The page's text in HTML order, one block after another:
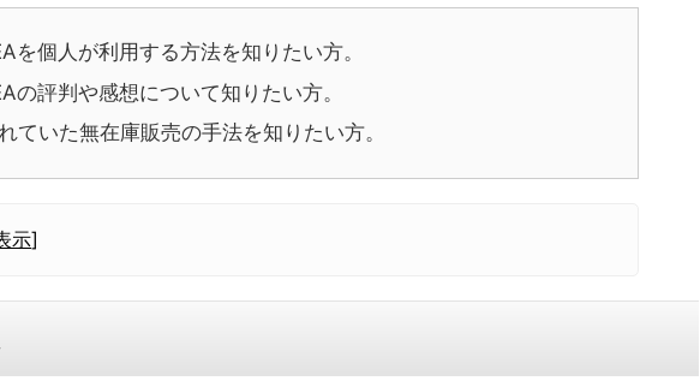
を個人が利用する方法を知りたい方。
の評判や感想について知りたい方。
ていた無在庫販売の手法を知りたい方。
示]